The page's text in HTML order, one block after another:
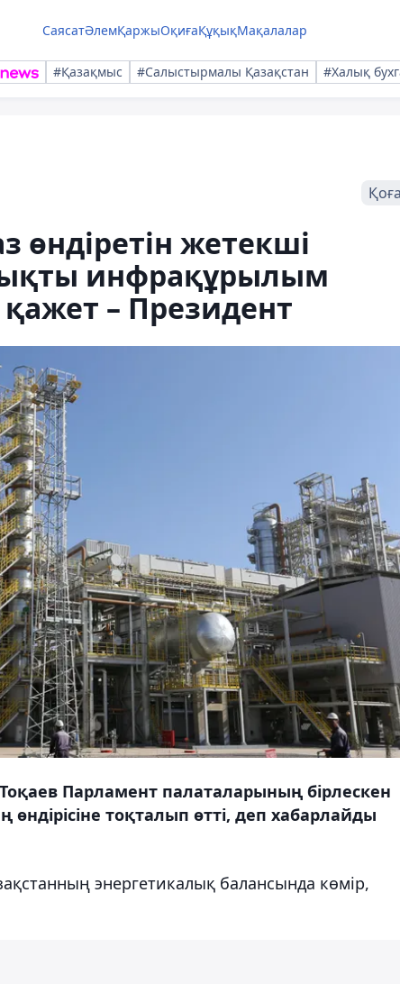
СаясатӘлемҚаржыОқиғаҚұқықМақалалар
#Қазақмыс #Салыстырмалы Қазақстан #Халық
өндіретін жетекші
инфрақұрылым
– Президент
Парламент палаталарының бірлескен
тоқталып өтті, деп хабарлайды
энергетикалық балансында көмір,